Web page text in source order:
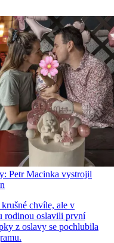
Petr Macinka vystrojil
chvíle, ale v
rodinou oslavili první
z oslavy se pochlubila